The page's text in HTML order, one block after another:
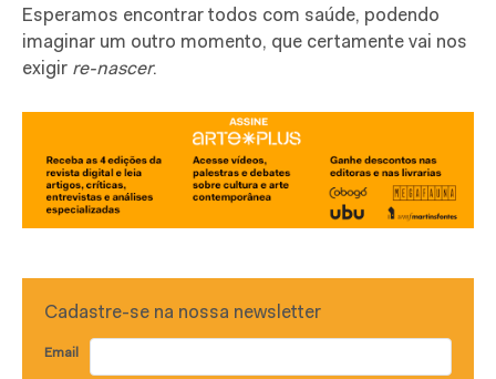
Esperamos encontrar todos com saúde, podendo
imaginar um outro momento, que certamente vai nos
exigir re-nascer.
Cadastre-se na nossa newsletter
Email